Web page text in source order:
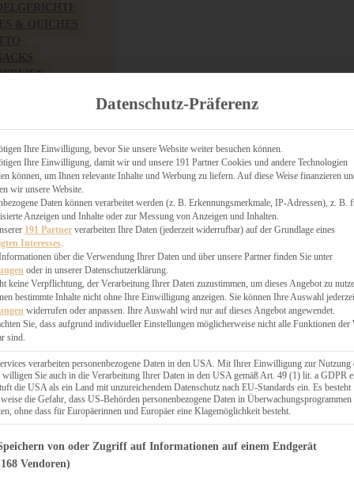
CHUTNEYS
Suche
Datenschutz-Präferenz
Ihre Einwilligung, bevor Sie unsere Website weiter besuchen können.
Ihre Einwilligung, damit wir und unsere 191 Partner Cookies und andere Technologien
können, um Ihnen relevante Inhalte und Werbung zu liefern. Auf diese Weise finanzieren
wir unsere Website.
Daten können verarbeitet werden (z. B. Erkennungsmerkmale, IP-Adressen), z. B.
Anzeigen und Inhalte oder zur Messung von Anzeigen und Inhalten.
191 Partner verarbeiten Ihre Daten (jederzeit widerrufbar) auf der Grundlage eines
Interesses
über die Verwendung Ihrer Daten und über unsere Partner finden Sie unter
oder in unserer Datenschutzerklärung.
keine Verpflichtung, der Verarbeitung Ihrer Daten zuzustimmen, um dieses Angebot zu
bestimmte Inhalte nicht ohne Ihre Einwilligung anzeigen. Sie können Ihre Auswahl
widerrufen oder anpassen. Ihre Auswahl wird nur auf dieses Angebot angewendet.
Sie, dass aufgrund individueller Einstellungen möglicherweise nicht alle Funktionen der
sind.
verarbeiten personenbezogene Daten in den USA. Mit Ihrer Einwilligung zur Nutzung
willigen Sie auch in die Verarbeitung Ihrer Daten in den USA gemäß Art. 49 (1) lit. a GDPR
die USA als ein Land mit unzureichendem Datenschutz nach EU-Standards ein. Es besteht
die Gefahr, dass US-Behörden personenbezogene Daten in Überwachungsprogrammen
ohne dass für Europäerinnen und Europäer eine Klagemöglichkeit besteht.
finden Sie eine Liste der Zwecke des IAB Transparency and
von oder Zugriff auf Informationen auf einem Endgerät
Vendoren)